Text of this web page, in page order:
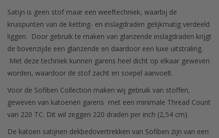
Satijn is geen stof maar een weeftechniek, waarbij de
kruispunten van de ketting- en inslagdraden gelijkmatig verdeeld
liggen. Door gebruik te maken van glanzende inslagdraden krijgt
de bovenzijde een glanzende en daardoor een luxe uitstraling.
Met deze techniek kunnen garens heel dicht op elkaar geweven
worden, waardoor de stof zacht en soepel aanvoelt.
Voor de Sofiben Collection maken wij gebruik van stoffen,
geweven van katoenen garens met een minimale Thread Count
van 220 TC. Dit wil zeggen 220 draden per inch (2,54 cm).
De katoen satijnen dekbedovertrekken van Sofiben zijn van een